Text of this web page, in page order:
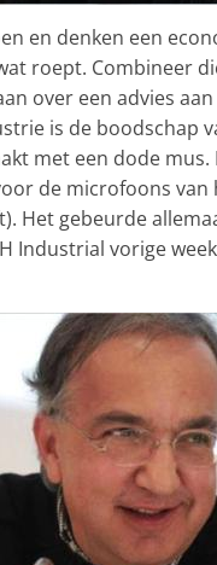
en denken een
roept. Combineer
over een advies
is de boodschap
met een dode
de microfoons
Het gebeurde
Industrial vorige